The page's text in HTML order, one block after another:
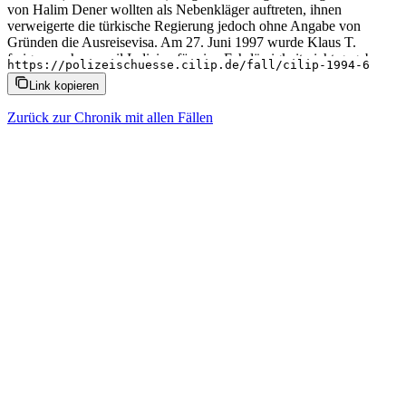
von Halim Dener wollten als Nebenkläger auftreten, ihnen
verweigerte die türkische Regierung jedoch ohne Angabe von
Gründen die Ausreisevisa. Am 27. Juni 1997 wurde Klaus T.
freigesprochen, weil Indizien für eine Fahrlässigkeit nicht gegeben
waren. Der Schuss aus der Dienstwaffe, eine Smith & Wesson
Kaliber 38, soll sich versehentlich gelöst haben, da Klaus T. in den
fiel der tödliche Schuss aus 5-15 cm Entfernung.
https://polizeischuesse.cilip.de/fall/cilip-1994-6
Link kopieren
Zurück zur Chronik mit allen Fällen